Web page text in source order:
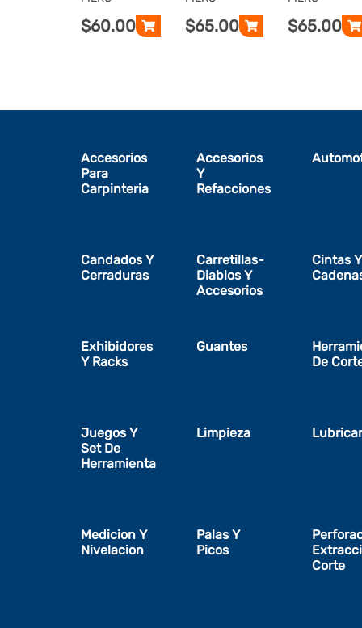
$60.00 $65.00 $65.00
Accesorios
Para
Carpinteria
Accesorios
Y
Refacciones
Candados Y
Cerraduras
Carretillas-
Diablos Y
Accesorios
Cintas Y
Exhibidores
Y Racks
Guantes
De
Juegos Y
Set De
Herramienta
Limpieza
Medicion Y
Nivelacion
Palas Y
Picos
Corte